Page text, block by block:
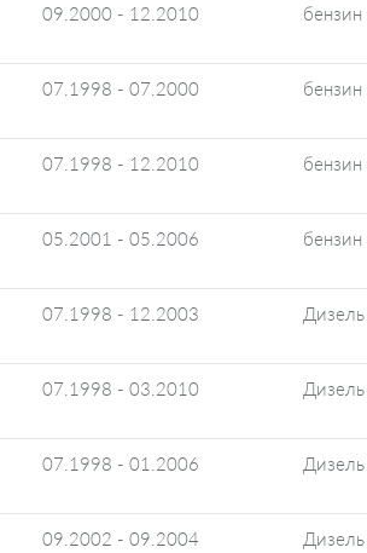
09.2000 - 12.2010 бензин
07.1998 - 07.2000 бензин
07.1998 - 12.2010 бензин
05.2001 - 05.2006 бензин
07.1998 - 12.2003 Дизель
07.1998 - 03.2010 Дизель
07.1998 - 01.2006 Дизель
09.2002 - 09.2004 Дизель